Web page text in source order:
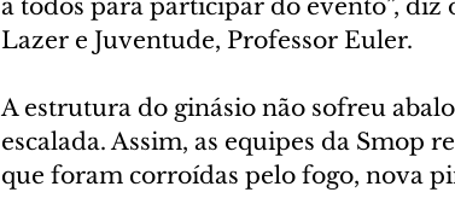
a todos para participar do evento”,
Lazer e Juventude, Professor Euler.
A estrutura do ginásio não sofreu
escalada. Assim, as equipes da Smop
que foram corroídas pelo fogo, nova